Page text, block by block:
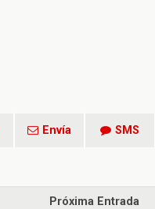
Envía SMS
Próxima Entrada